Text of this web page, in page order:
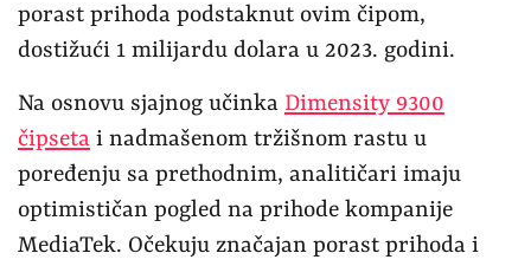
porast prihoda podstaknut ovim čipom,
dostižući 1 milijardu dolara u 2023. godini.
Na osnovu sjajnog učinka Dimensity 9300
čipseta i nadmašenom tržišnom rastu u
poređenju sa prethodnim, analitičari imaju
optimističan pogled na prihode kompanije
MediaTek. Očekuju značajan porast prihoda i